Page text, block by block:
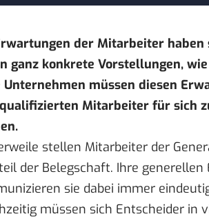
der Mitarbeiter
ganz konkrete Vorstellungen,
Unternehmen müssen diesen
Mitarbeiter für sich
stellen Mitarbeiter der
der Belegschaft. Ihre
sie dabei immer
müssen sich Entscheider in